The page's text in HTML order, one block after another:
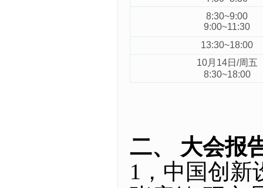
8:30~9:00
9:00~11:30
13:30~18:00
10月14日/周五
8:30~18:00
二、 大会报
1，中国创新